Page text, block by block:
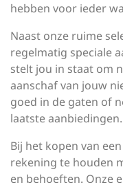
hebben voor ieder
Naast onze ruime
regelmatig speciale
stelt jou in staat om
aanschaf van jouw
goed in de gaten of
laatste aanbiedingen.
Bij het kopen van
rekening te houden
en behoeften. Onze